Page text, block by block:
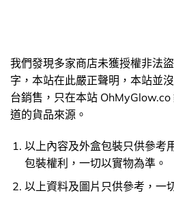
我們發現多家商店未獲授權非法
字，本站在此嚴正聲明，本站並
台銷售，只在本站
道的貨品來源。
以上內容及外盒包裝只供參考
包裝權利，一切以實物為準。
以上資料及圖片只供參考，一